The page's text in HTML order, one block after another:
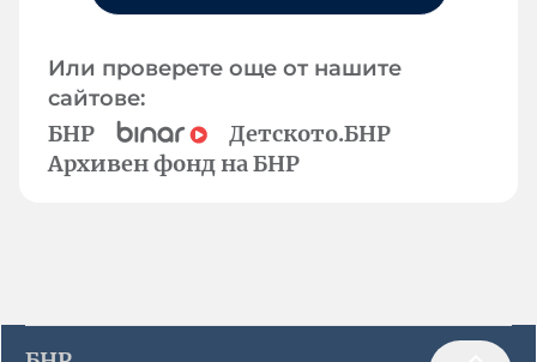
Или проверете още от нашите
сайтове:
БНР
Детското.БНР
Архивен фонд на БНР